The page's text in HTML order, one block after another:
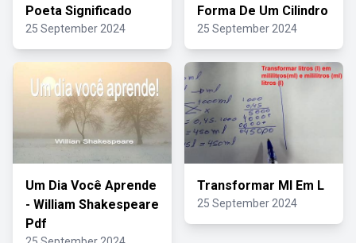
Poeta Significado
25 September 2024
Forma De Um Cilindro
25 September 2024
Um Dia Você Aprende
- William Shakespeare
Pdf
Transformar Ml Em L
25 September 2024